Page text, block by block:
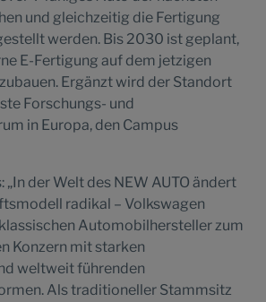
und gleichzeitig die Fertigung
werden. Bis 2030 ist geplant,
E-Fertigung auf dem jetzigen
Ergänzt wird der Standort
Forschungs- und
in Europa, den Campus
„In der Welt des NEW AUTO ändert
radikal – Volkswagen
Automobilhersteller zum
Konzern mit starken
weltweit führenden
Als traditioneller Stammsitz